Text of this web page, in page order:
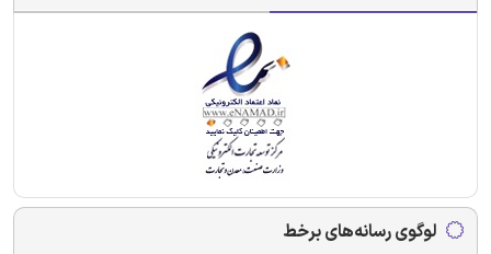
لوگوی رسانه‌های برخط